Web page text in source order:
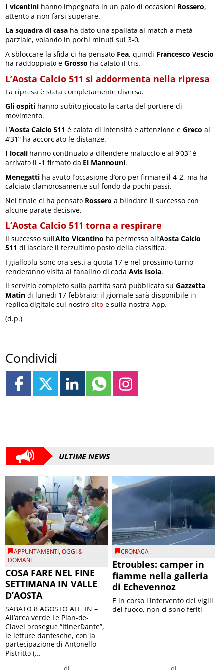
I vicentini hanno impegnato in un paio di occasioni Rossero,
attento a non farsi superare.
La squadra di casa ha dato una spallata al match a metà
parziale, volando in pochi minuti sul 3-0.
A sbloccare la sfida ci ha pensato Fea, quindi Francesco Vescio
ha raddoppiato eGrosso ha calato il tris.
L’Aosta Calcio 511 si addormenta nella ripresa
La ripresa è stata completamente diversa.
Gli ospiti hanno subito giocato la carta del portiere di
movimento.
L’Aosta Calcio 511 è calata di intensità e attenzione eGreco al
4’31” ha accorciato le distanze.
I locali hanno continuato a difendere maluccio e al 9’03” è
arrivato il -1 firmato da El Mannouni.
Menegatti ha avuto l’occasione d’oro per firmare il 4-2, ma ha
calciato clamorosamente sul fondo da pochi passi.
Nel finale ci ha pensato Rossero a blindare il successo con
alcune parate decisive.
L’Aosta Calcio 511 torna a respirare
Il successo sull’Alto Vicentino ha permesso all’Aosta Calcio
511 di lasciare il terzultimo posto della classifica.
I gialloblu sono ora sesti a quota 17 e nel prossimo turno
renderanno visita al fanalino di codaAvis Isola.
Il servizio completo sulla partita sarà pubblicato suGazzetta
Matin di lunedì 17 febbraio; il giornale sarà disponibile in
replica digitale sul nostrosito e sulla nostra App.
(d.p.)
Condividi
ULTIME NEWS
APPUNTAMENTI,OGGI &
DOMANI
COSA FARE NEL FINE
SETTIMANA IN VALLE
D’AOSTA
di
SABATO 8 AGOSTO ALLEIN –
All’area verde Le Plan-de-
Clavel prosegue “ItinerDante”,
le letture dantesche, con la
partecipazione di Antonello
Pistritto (...
CRONACA
Etroubles: camper in
fiamme nella galleria
di Echevennoz
di
E in corso l'intervento dei vigili
del fuoco, non ci sono feriti